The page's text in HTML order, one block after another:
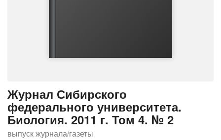
Журнал Сибирского
федерального университета.
Биология. 2011 г. Том 4. № 2
выпуск журнала/газеты